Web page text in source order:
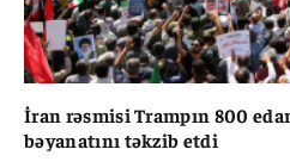
İran rəsmisi Trampın 800
bəyanatını təkzib etdi